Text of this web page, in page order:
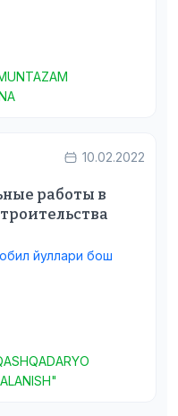
10.02.2022
работы в
йуллари бош